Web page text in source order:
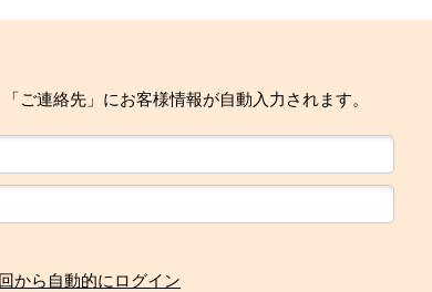
ご連絡先」にお客様情報が自動入力されます。
から自動的にログイン